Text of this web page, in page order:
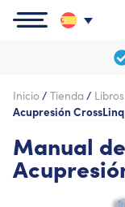
Inicio / Tienda /
Acupresión CrossLinq
Manual